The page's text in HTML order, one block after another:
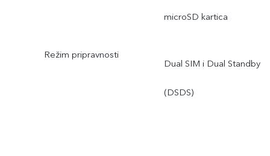
microSD kartica
Režim pripravnosti
Dual SIM i Dual Standby
(DSDS)